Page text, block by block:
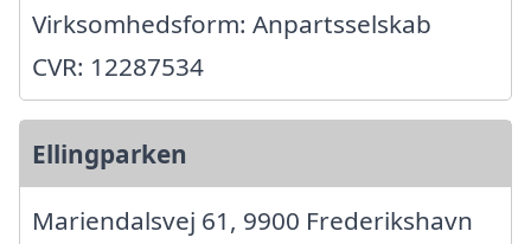
Virksomhedsform: Anpartsselskab
CVR: 12287534
Ellingparken
Mariendalsvej 61, 9900 Frederikshavn